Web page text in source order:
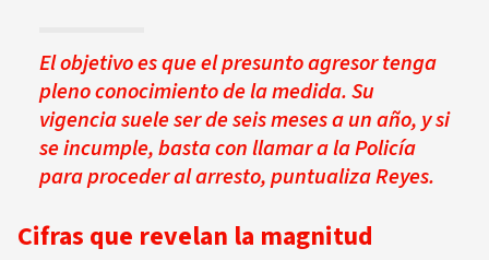
El objetivo es que el presunto agresor tenga
pleno conocimiento de la medida. Su
vigencia suele ser de seis meses a un año, y si
se incumple, basta con llamar a la Policía
para proceder al arresto, puntualiza Reyes.
Cifras que revelan la magnitud